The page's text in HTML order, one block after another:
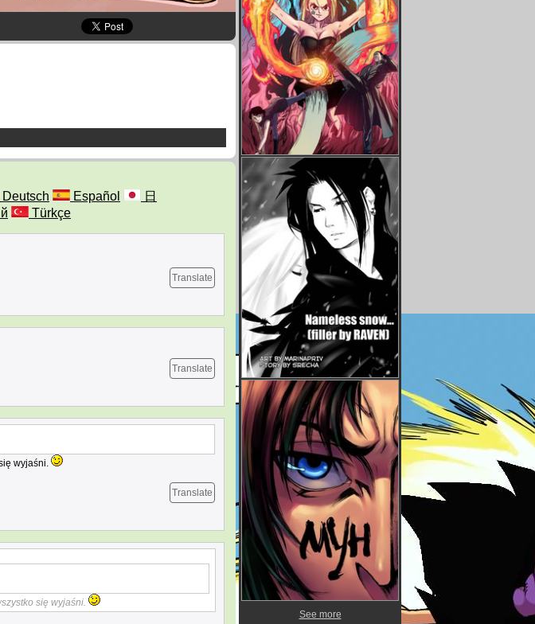
Deutsch Español
日
Türkçe
Translate
Translate
wyjaśni.
Translate
się wyjaśni.
See more